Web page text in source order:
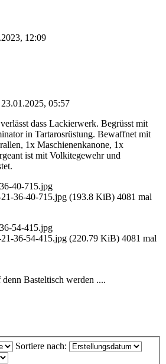
12:09
23.01.2025, 05:57
dass Lackierwerk. Begrüsst mit
in Tartarosrüstung. Bewaffnet mit
1x Maschienenkanone, 1x
ist mit Volkitegewehr und
36-40-715.jpg (193.8 KiB) 4081 mal
36-54-415.jpg (220.79 KiB) 4081 mal
denn Basteltisch werden ....
Sortiere nach: